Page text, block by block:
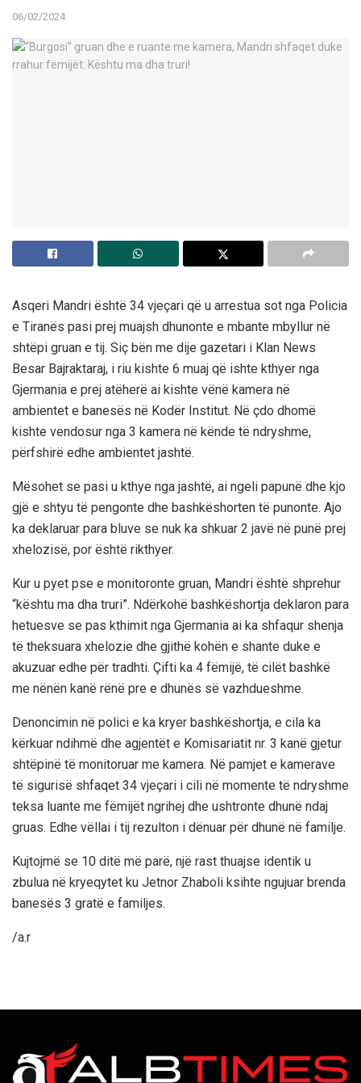
06/02/2024
Asqeri Mandri është 34 vjeçari që u arrestua sot nga Policia
e Tiranës pasi prej muajsh dhunonte e mbante mbyllur në
shtëpi gruan e tij. Siç bën me dije gazetari i Klan News
Besar Bajraktaraj, i riu kishte 6 muaj që ishte kthyer nga
Gjermania e prej atëherë ai kishte vënë kamera në
ambientet e banesës në Kodër Institut. Në çdo dhomë
kishte vendosur nga 3 kamera në kënde të ndryshme,
përfshirë edhe ambientet jashtë.
Mësohet se pasi u kthye nga jashtë, ai ngeli papunë dhe kjo
gjë e shtyu të pengonte dhe bashkëshorten të punonte. Ajo
ka deklaruar para bluve se nuk ka shkuar 2 javë në punë prej
xhelozisë, por është rikthyer.
Kur u pyet pse e monitoronte gruan, Mandri është shprehur
“kështu ma dha truri”. Ndërkohë bashkëshortja deklaron para
hetuesve se pas kthimit nga Gjermania ai ka shfaqur shenja
të theksuara xhelozie dhe gjithë kohën e shante duke e
akuzuar edhe për tradhti. Çifti ka 4 fëmijë, të cilët bashkë
me nënën kanë rënë pre e dhunës së vazhdueshme.
Denoncimin në polici e ka kryer bashkëshortja, e cila ka
kërkuar ndihmë dhe agjentët e Komisariatit nr. 3 kanë gjetur
shtëpinë të monitoruar me kamera. Në pamjet e kamerave
të sigurisë shfaqet 34 vjeçari i cili në momente të ndryshme
teksa luante me fëmijët ngrihej dhe ushtronte dhunë ndaj
gruas. Edhe vëllai i tij rezulton i dënuar për dhunë në familje.
Kujtojmë se 10 ditë më parë, një rast thuajse identik u
zbulua në kryeqytet ku Jetnor Zhaboli ksihte ngujuar brenda
banesës 3 gratë e familjes.
/a.r